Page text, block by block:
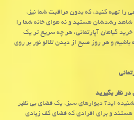
را تهیه کنید، که بدون مراقبت شما نیز،
شاهد رشدشان هستید و نه هوای خانه شما را
گیاهان آپارتمانی، هر چه سریع تر یک
و هر روز صبح از دیدن تلالو نور بر روی
نظر بگیرید
اید؟ دیوارهای سبز، یک فضای بی نظیر
و برای افرادی که فضای کف زیادی